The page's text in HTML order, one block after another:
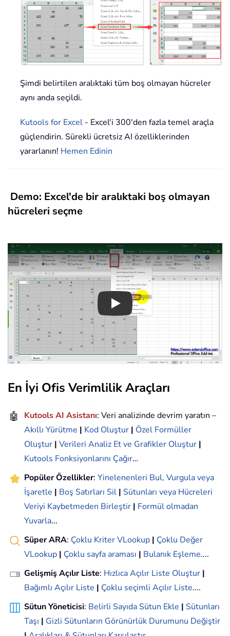
Şimdi belirtilen aralıktaki tüm boş olmayan hücreler
aynı anda seçildi.
Kutools for Excel - Excel'i 300'den fazla temel araçla
güçlendirin. Sürekli ücretsiz AI özelliklerinden
yararlanın! Hemen Edinin
Demo: Excel'de bir aralıktaki boş olmayan
hücreleri seçme
Play
En İyi Ofis Verimlilik Araçları
🤖 Kutools AI Asistanı: Veri analizinde devrim yaratın –
Akıllı Yürütme | Kod Oluştur | Özel Formüller
Oluştur | Verileri Analiz Et ve Grafikler Oluştur |
Kutools Fonksiyonlarını Çağır…
Popüler Özellikler: Yinelenenleri Bul, Vurgula veya
İşaretle | Boş Satırları Sil | Sütunları veya Hücreleri
Veriyi Kaybetmeden Birleştir | Formül olmadan
Yuvarla...
Süper ARA: Çoklu Kriter VLookup | Çoklu Değer
VLookup | Çoklu sayfa araması | Bulanık Eşleme....
Gelişmiş Açılır Liste: Hızlıca Açılır Liste Oluştur |
Bağımlı Açılır Liste | Çoklu seçimli Açılır Liste....
Sütun Yöneticisi: Belirli Sayıda Sütun Ekle | Sütunları
Taşı | Gizli Sütunların Görünürlük Durumunu Değiştir